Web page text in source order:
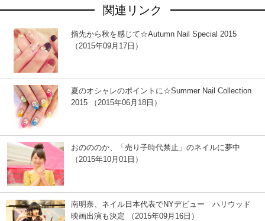
関連リンク
指先から秋を感じて☆Autumn Nail Special 2015
（2015年09月17日）
夏のオシャレのポイントに☆Summer Nail Collection
2015 （2015年06月18日）
おのののか、「売り子時代禁止」のネイルに夢中
（2015年10月01日）
南明奈、ネイル日本代表でNYデビュー ハリウッド
映画出演も決定 （2015年09月16日）